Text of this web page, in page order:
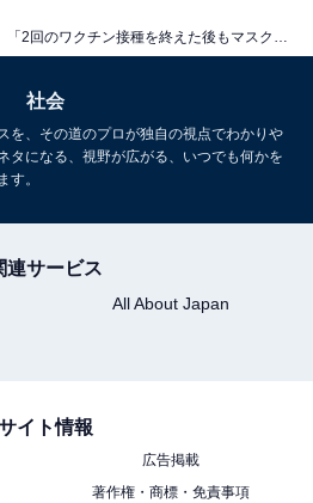
てのコロナウイルスに対応でき
も感染拡大しているという報道
と思う（37歳女性／神奈川
100％ではない、というような
2回終了したとしても、（マス
）周りの人が安心して話し合い
思う（30歳男性／愛知県）」
ない（26歳女性／東京都）」
社会
を、その道のプロが独自の視点でわかりや
タになる、視野が広がる、いつでも何かを
す。
連サービス
All About Japan
イト情報
広告掲載
著作権・商標・免責事項